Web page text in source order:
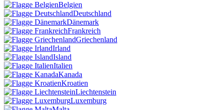
Belgien
Deutschland
Dänemark
Frankreich
Griechenland
Irland
Island
Italien
Kanada
Kroatien
Liechtenstein
Luxemburg